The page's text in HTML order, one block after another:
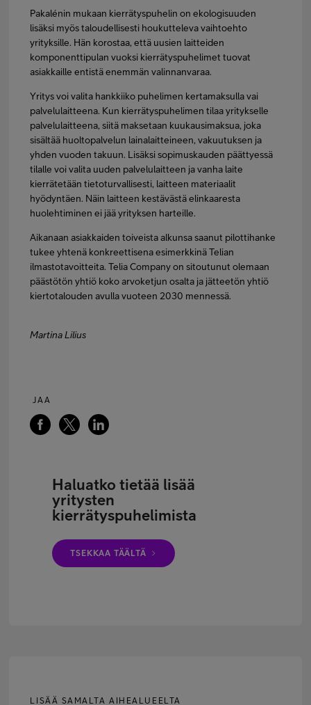
Pakalénin mukaan kierrätyspuhelin on ekologisuuden
lisäksi myös taloudellisesti houkutteleva vaihtoehto
yrityksille. Hän korostaa, että uusien laitteiden
komponenttipulan vuoksi kierrätyspuhelimet tuovat
asiakkaille entistä enemmän valinnanvaraa.
Yritys voi valita hankkiiko puhelimen kertamaksulla vai
palvelulaitteena. Kun kierrätyspuhelimen tilaa yritykselle
palvelulaitteena, siitä maksetaan kuukausimaksua, joka
sisältää huoltopalvelun lainalaitteineen, vakuutuksen ja
yhden vuoden takuun. Lisäksi sopimuskauden päättyessä
tilalle voi valita uuden palvelulaitteen ja vanha laite
kierrätetään tietoturvallisesti, laitteen materiaalit
hyödyntäen. Näin laitteen kestävästä elinkaaresta
huolehtiminen ei jää yrityksen harteille.
Aikanaan asiakkaiden toiveista alkunsa saanut pilottihanke
tukee yhtenä konkreettisena esimerkkinä Telian
ilmastotavoitteita. Telia Company on sitoutunut olemaan
päästötön yhtiö koko arvoketjun osalta ja jätteetön yhtiö
kiertotalouden avulla vuoteen 2030 mennessä.
Martina Lilius
JAA
Haluatko tietää lisää
yritysten
kierrätyspuhelimista
TSEKKAA TÄÄLTÄ
LISÄÄ SAMALTA AIHEALUEELTA